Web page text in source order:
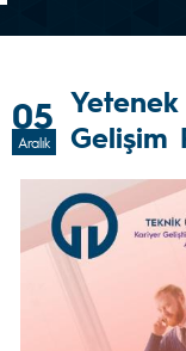
05
Aralık
Yetenek
Gelişim